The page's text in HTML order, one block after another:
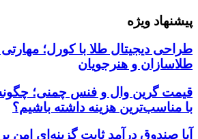
پیشنهاد ویژه
طراحی دیجیتال طلا با کورل؛
طلاسازان و هنرجویان
قیمت گرین وال و فنس چمنی؛ چگونه
با مناسب‌ترین هزینه داشته باشیم؟
آیا صندوق درآمد ثابت گزینه‌ای